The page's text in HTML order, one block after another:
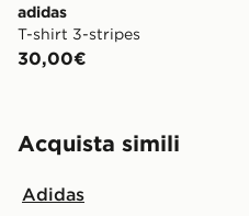
adidas
T-shirt 3-stripes
30,00€
Acquista simili
Adidas